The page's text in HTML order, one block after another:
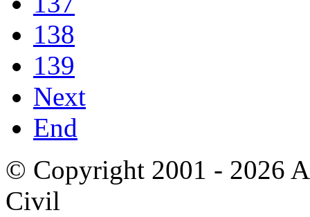
138
139
Next
End
© Copyright 2001 - 2026
Civil